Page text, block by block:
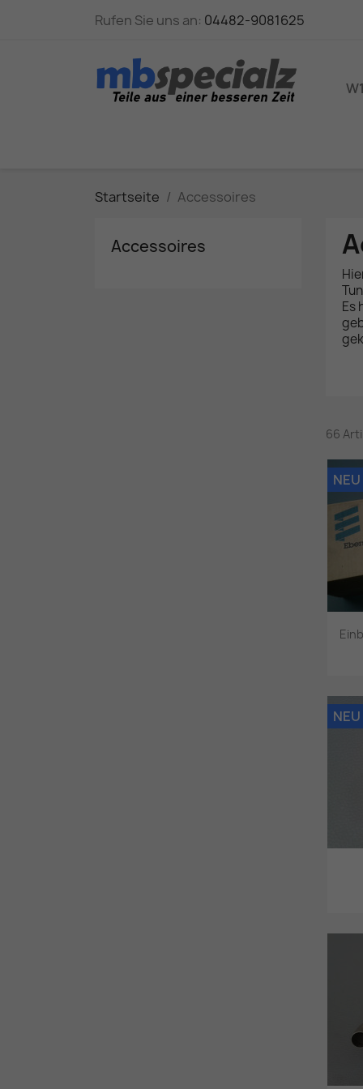
Rufen Sie uns an: 04482-9081625
Startseite Accessoires
Accessoires
Es
66
NEU
NEU